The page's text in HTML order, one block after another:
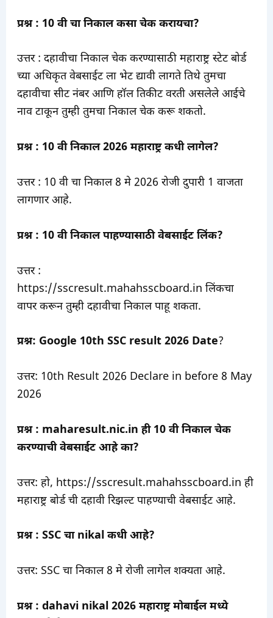
प्रश्न : 10 वी चा निकाल कसा चेक करायचा?
उत्तर : दहावीचा निकाल चेक करण्यासाठी महाराष्ट्र स्टेट बोर्ड
च्या अधिकृत वेबसाईट ला भेट द्यावी लागते तिथे तुमचा
दहावीचा सीट नंबर आणि हॉल तिकीट वरती असलेले आईचे
नाव टाकून तुम्ही तुमचा निकाल चेक करू शकतो.
प्रश्न : 10 वी निकाल 2026 महाराष्ट्र कधी लागेल?
उत्तर : 10 वी चा निकाल 8 मे 2026 रोजी दुपारी 1 वाजता
लागणार आहे.
प्रश्न : 10 वी निकाल पाहण्यासाठी वेबसाईट लिंक?
उत्तर :
https://sscresult.mahahsscboard.in लिंकचा
वापर करून तुम्ही दहावीचा निकाल पाहू शकता.
प्रश्न: Google 10th SSC result 2026 Date?
उत्तर: 10th Result 2026 Declare in before 8 May
2026
प्रश्न : maharesult.nic.in ही 10 वी निकाल चेक
करण्याची वेबसाईट आहे का?
उत्तर: हो, https://sscresult.mahahsscboard.in ही
महाराष्ट्र बोर्ड ची दहावी रिझल्ट पाहण्याची वेबसाईट आहे.
प्रश्न : SSC चा nikal कधी आहे?
उत्तर: SSC चा निकाल 8 मे रोजी लागेल शक्यता आहे.
प्रश्न : dahavi nikal 2026 महाराष्ट्र मोबाईल मध्ये